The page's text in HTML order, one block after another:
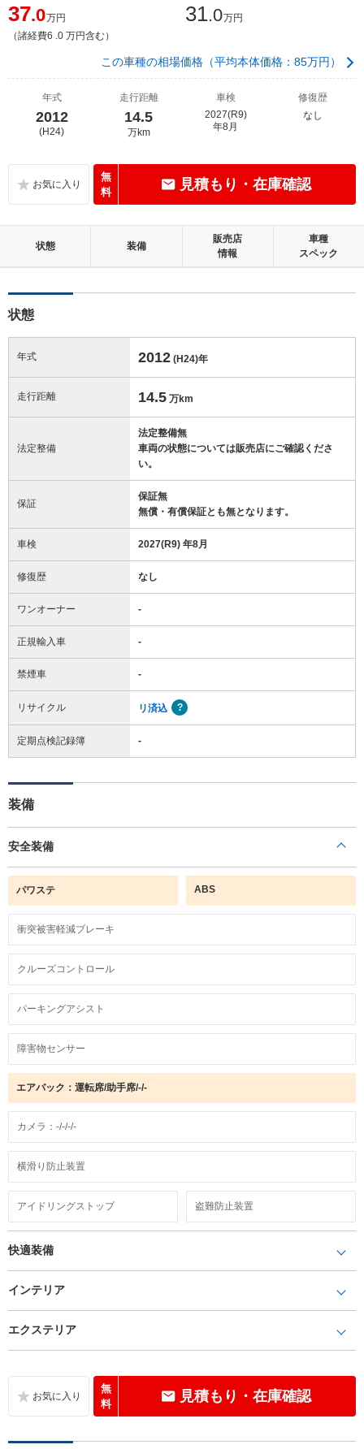
37.0万円
（諸経費6 .0 万円含む）
31.0万円
この車種の相場価格（平均本体価格：85万円）
年式
2012
(H24)
走行距離
14.5
万km
車検
2027(R9)
年8月
修復歴
なし
無
料
見積もり・在庫確認
状態 装備
販売店
情報
車種
スペック
状態
年式 2012 (H24)年
走行距離 14.5 万km
法定整備
法定整備無
車両の状態については販売店にご確認くださ
い。
保証
保証無
無償・有償保証とも無となります。
車検 2027(R9) 年8月
修復歴 なし
ワンオーナー -
正規輸入車 -
禁煙車 -
リサイクル リ済込
定期点検記録簿 -
装備
安全装備
パワステ ABS
衝突被害軽減ブレーキ
クルーズコントロール
パーキングアシスト
障害物センサー
エアバック：運転席/助手席/-/-
カメラ：-/-/-/-
横滑り防止装置
アイドリングストップ 盗難防止装置
快適装備
インテリア
エクステリア
無
料
見積もり・在庫確認